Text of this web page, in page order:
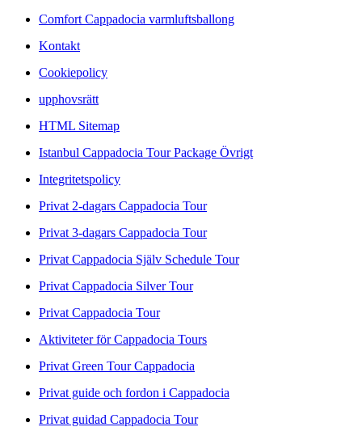
Comfort Cappadocia varmluftsballong
Kontakt
Cookiepolicy
upphovsrätt
HTML Sitemap
Istanbul Cappadocia Tour Package Övrigt
Integritetspolicy
Privat 2-dagars Cappadocia Tour
Privat 3-dagars Cappadocia Tour
Privat Cappadocia Själv Schedule Tour
Privat Cappadocia Silver Tour
Privat Cappadocia Tour
Aktiviteter för Cappadocia Tours
Privat Green Tour Cappadocia
Privat guide och fordon i Cappadocia
Privat guidad Cappadocia Tour